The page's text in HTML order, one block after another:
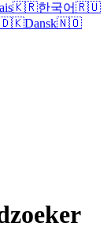
🇰🇷한국어🇷🇺
🇩🇰Dansk🇳🇴